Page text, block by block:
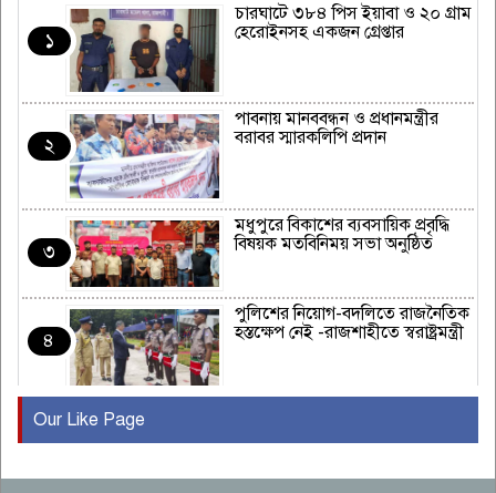
১
চারঘাটে ৩৮৪ পিস ইয়াবা ও ২০ গ্রাম
হেরোইনসহ একজন গ্রেপ্তার
২
পাবনায় মানববন্ধন ও প্রধানমন্ত্রীর
বরাবর স্মারকলিপি প্রদান
৩
মধুপুরে বিকাশের ব্যবসায়িক প্রবৃদ্ধি
বিষয়ক মতবিনিময় সভা অনুষ্ঠিত
৪
পুলিশের নিয়োগ-বদলিতে রাজনৈতিক
হস্তক্ষেপ নেই -রাজশাহীতে স্বরাষ্ট্রমন্ত্রী
৫
বছর পূর্তি উদযাপন
Our Like Page